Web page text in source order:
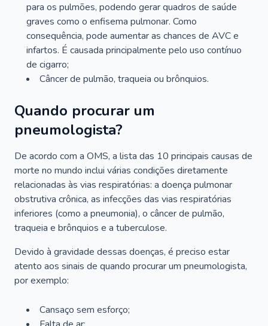
para os pulmões, podendo gerar quadros de saúde
graves como o enfisema pulmonar. Como
consequência, pode aumentar as chances de AVC e
infartos. É causada principalmente pelo uso contínuo
de cigarro;
Câncer de pulmão, traqueia ou brônquios.
Quando procurar um
pneumologista?
De acordo com a OMS, a lista das 10 principais causas de
morte no mundo inclui várias condições diretamente
relacionadas às vias respiratórias: a doença pulmonar
obstrutiva crônica, as infecções das vias respiratórias
inferiores (como a pneumonia), o câncer de pulmão,
traqueia e brônquios e a tuberculose.
Devido à gravidade dessas doenças, é preciso estar
atento aos sinais de quando procurar um pneumologista,
por exemplo:
Cansaço sem esforço;